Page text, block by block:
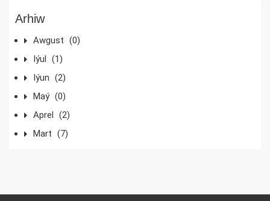
Arhiw
Awgust (0)
Iýul (1)
Iýun (2)
Maý (0)
Aprel (2)
Mart (7)